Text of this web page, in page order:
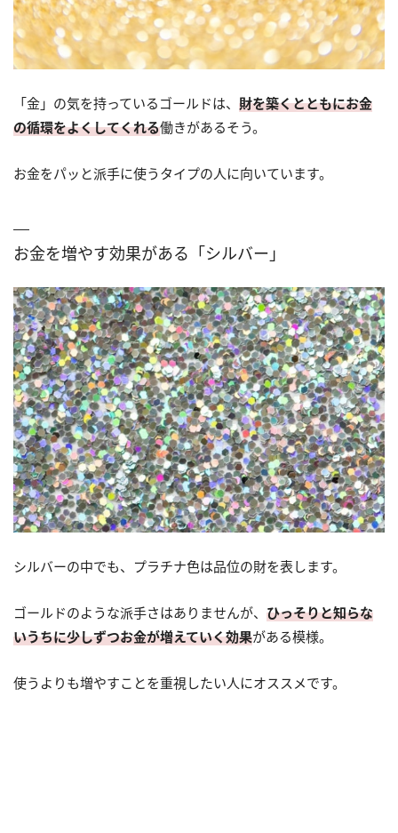
「金」の気を持っているゴールドは、 財を築くとともにお金
の循環をよくしてくれる働きがあるそう。
お金をパッと派手に使うタイプの人に向いています。
お金を増やす効果がある「シルバー」
シルバーの中でも、プラチナ色は品位の財を表します。
ゴールドのような派手さはありませんが、 ひっそりと知らな
いうちに少しずつお金が増えていく効果がある模様。
使うよりも増やすことを重視したい人にオススメです。